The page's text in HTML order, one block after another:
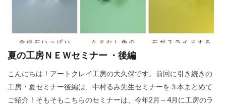
夏の工房ＮＥＷセミナー ・後編
こんにちは！アートクレイ工房の大久保です。前回に引き続きの
工房・夏セミナー後編は、中村るみ先生セミナーを３本まとめて
ご紹介！そもそもこちらのセミナーは、今年2月～4月に工房のラ